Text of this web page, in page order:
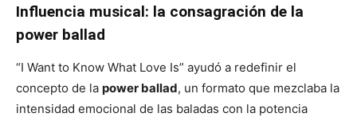
Influencia musical: la consagración de la
power ballad
“I Want to Know What Love Is” ayudó a redefinir el
concepto de la power ballad, un formato que mezclaba la
intensidad emocional de las baladas con la potencia